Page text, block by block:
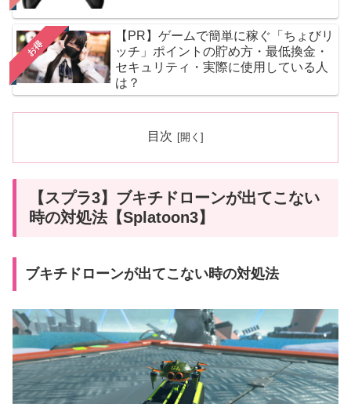
お得
【PR】ゲームで簡単に稼ぐ「ちょびリ
ッチ」ポイントの貯め方・最低換金・
セキュリティ・実際に使用している人
は？
目次
【スプラ3】ブキチドローンが出てこない
時の対処法【Splatoon3】
ブキチドローンが出てこない時の対処法